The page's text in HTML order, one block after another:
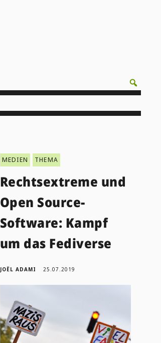
MEDIEN THEMA
Rechtsextreme und
Open Source-
Software: Kampf
um das Fediverse
JOËL ADAMI 25.07.2019